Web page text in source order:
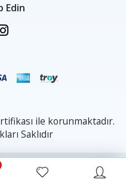
Edin
ile korunmaktadır.
Saklıdır